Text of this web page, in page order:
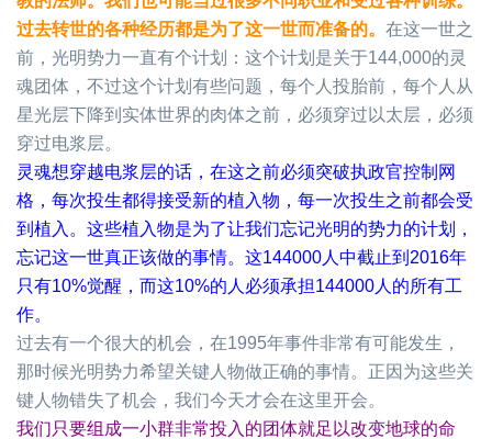
过去转世的各种经历都是为了这一世而准备的。 在这一世之
前，光明势力一直有个计划：这个计划是关于144,000的灵
魂团体，不过这个计划有些问题，每个人投胎前，每个人从
星光层下降到实体世界的肉体之前，必须穿过以太层，必须
穿过电浆层。
灵魂想穿越电浆层的话，在这之前必须突破执政官控制网
格，每次投生都得接受新的植入物，每一次投生之前都会受
到植入。这些植入物是为了让我们忘记光明的势力的计划，
忘记这一世真正该做的事情。这144000人中截止到 2016年
只有10%觉醒，而这10%的人必须承担144000人的所有工
作。
过去有一个很大的机会，在1995年事件非常有可能发生，
那时候光明势力希望关键人物做正确的事情。正因为这些关
键人物错失了机会，我们今天才会在这里开会。
我们只要组成一小群非常投入的团体就足以改变地球的命